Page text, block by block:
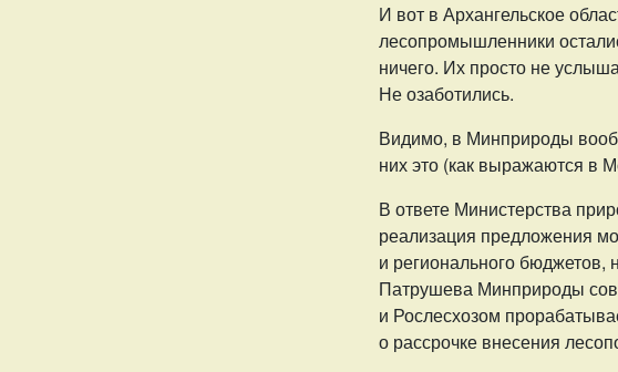
И вот в Архангельское
лесопромышленники
ничего. Их просто не
Не озаботились.
Видимо, в Минприроды
них это (как выражаются в
В ответе Министерства
реализация предложения
и регионального бюджетов,
Патрушева Минприроды
и Рослесхозом
о рассрочке внесения